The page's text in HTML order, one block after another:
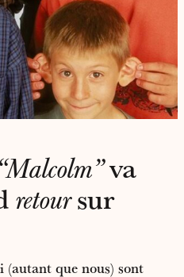
“Malcolm”va
retoursur
(autant que nous) sont